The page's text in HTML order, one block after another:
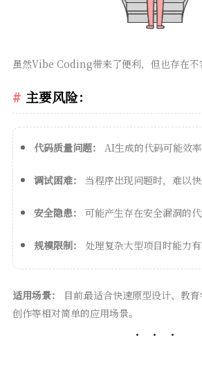
虽然Vibe Coding带来了便利，但也存在不
主要风险：
代码质量问题： AI生成的代码可能效
调试困难： 当程序出现问题时，难以
安全隐患： 可能产生存在安全漏洞的
规模限制： 处理复杂大型项目时能力
适用场景：
目前最适合快速原型设计、教
创作等相对简单的应用场景。